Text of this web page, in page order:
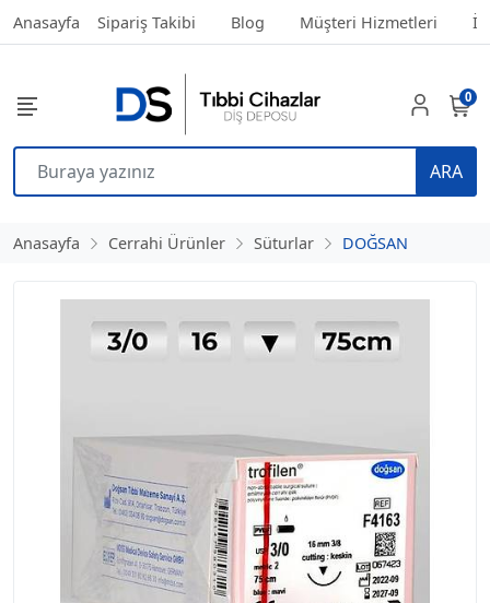
Anasayfa Sipariş Takibi Blog Müşteri Hizmetleri
ARA
0
Anasayfa Cerrahi Ürünler Süturlar DOĞSAN